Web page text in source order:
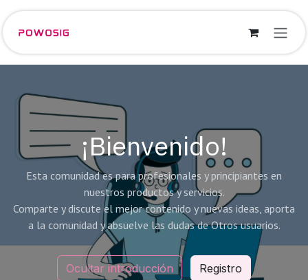
Ir al contenido
¡Bienvenido!
Esta comunidad es para profesionales y principiantes en
nuestros productos y servicios.
Comparte y discute el mejor contenido y nuevas ideas, aporta
a la comunidad y absuelve las dudas de Otros usuarios.
Ocultar introducción Registro